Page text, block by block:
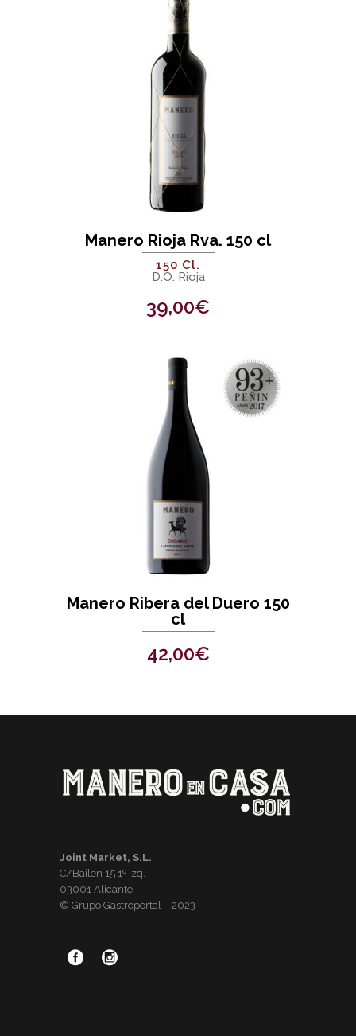
Manero Rioja Rva. 150 cl
150 Cl.
D.O. Rioja
39,00€
Manero Ribera del Duero 150
cl
42,00€
Joint Market, S.L.
C/Bailen 15 1º Izq.
03001 Alicante
© Grupo Gastroportal – 2023